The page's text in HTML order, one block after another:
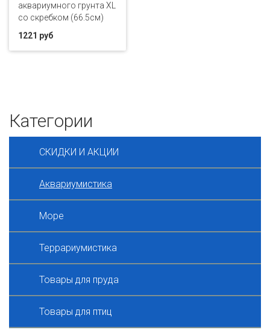
аквариумного грунта XL
со скребком (66.5см)
1221 руб
Категории
СКИДКИ И АКЦИИ
Аквариумистика
Море
Террариумистика
Товары для пруда
Товары для птиц